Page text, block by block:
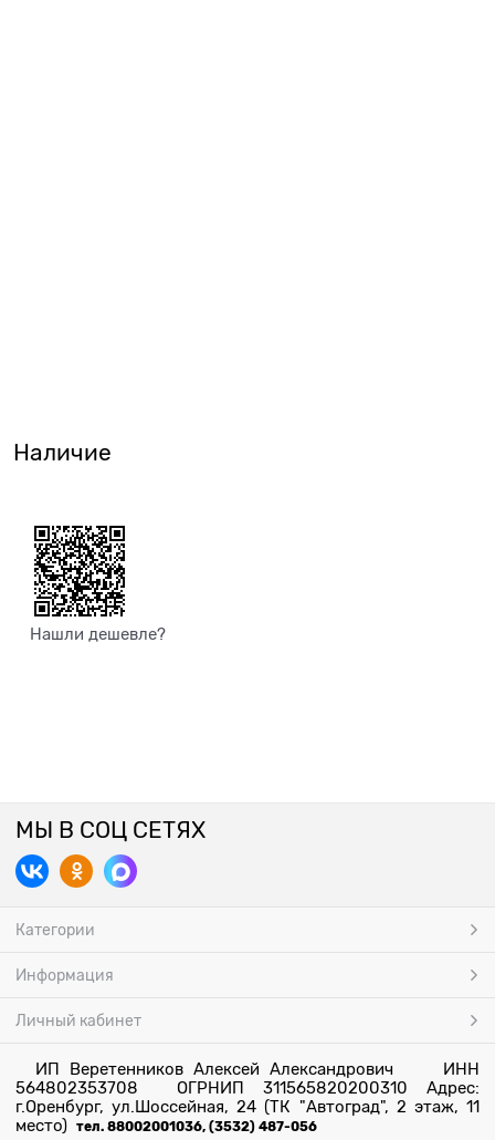
Наличие
Нашли дешевле?
МЫ В СОЦ СЕТЯХ
Категории
Информация
Личный кабинет
ИП Веретенников Алексей Александрович ИНН
564802353708 ОГРНИП 311565820200310 Адрес:
г.Оренбург, ул.Шоссейная, 24 (ТК "Автоград", 2 этаж, 11
место) тел. 88002001036, (3532) 487-056